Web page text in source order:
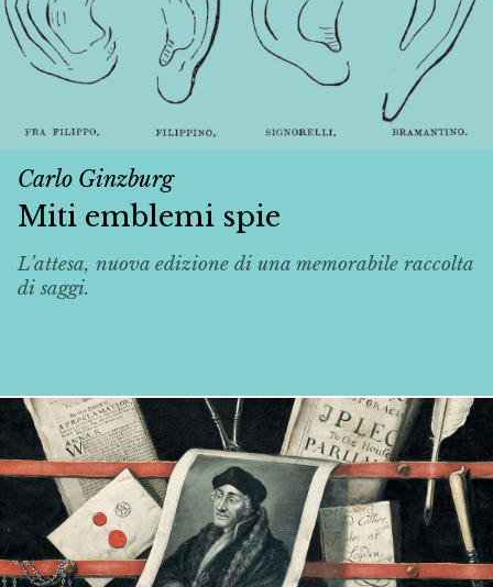
Carlo Ginzburg
Miti emblemi spie
L’attesa, nuova edizione di una memorabile raccolta
di saggi.